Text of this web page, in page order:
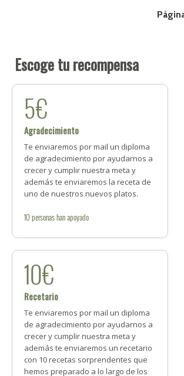
Escoge tu recompensa
5€
Agradecimiento
Te enviaremos por mail un diploma
de agradecimiento por ayudarnos a
crecer y cumplir nuestra meta y
además te enviaremos la receta de
uno de nuestros nuevos platos.
10 personashan apoyado
10€
Recetario
Te enviaremos por mail un diploma
de agradecimiento por ayudarnos a
crecer y cumplir nuestra meta y
además te enviaremos un recetario
con 10 recetas sorprendentes que
hemos preparado a lo largo de los